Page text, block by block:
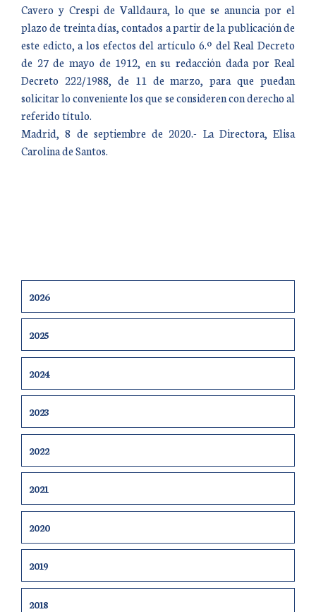
Cavero y Crespi de Valldaura, lo que se anuncia por el
plazo de treinta días, contados a partir de la publicación de
este edicto, a los efectos del artículo 6.º del Real Decreto
de 27 de mayo de 1912, en su redacción dada por Real
Decreto 222/1988, de 11 de marzo, para que puedan
solicitar lo conveniente los que se consideren con derecho al
referido título.
Madrid, 8 de septiembre de 2020.- La Directora, Elisa
Carolina de Santos.
2026
2025
2024
2023
2022
2021
2020
2019
2018